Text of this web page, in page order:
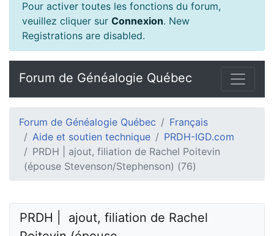
Pour activer toutes les fonctions du forum,
veuillez cliquer sur Connexion. New
Registrations are disabled.
Forum de Généalogie Québec
Forum de Généalogie Québec
Français
Aide et soutien technique
PRDH-IGD.com
PRDH | ajout, filiation de Rachel Poitevin
(épouse Stevenson/Stephenson) (76)
PRDH |  ajout, filiation de Rachel